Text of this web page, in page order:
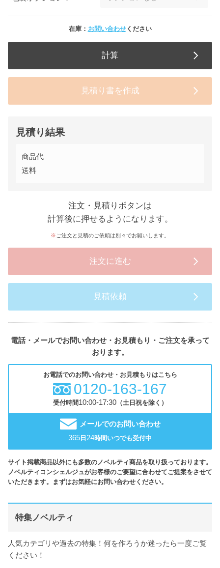
在庫： お問い合わせください
計算
見積り書を作成
見積り結果
商品代
送料
注文・見積りボタンは
計算後に押せるようになります。
ご注文と見積のご依頼は別々でお願いします。
注文に進む
見積依頼
電話・メールでお問い合わせ・お見積もり・ご注文を承って
おります。
お電話でのお問い合わせ・お見積もりはこちら
0120-163-167
受付時間10:00-17:30（土日祝を除く）
メールでのお問い合わせ
365日24時間いつでも受付中
サイト掲載商品以外にも多数のノベルティ商品を取り扱っております。
ノベルティコンシェルジュがお客様のご要望に合わせてご提案をさせて
いただきます。まずはお気軽にお問い合わせください。
特集ノベルティ
人気カテゴリや過去の特集！何を作ろうか迷ったら一度ご覧
ください！